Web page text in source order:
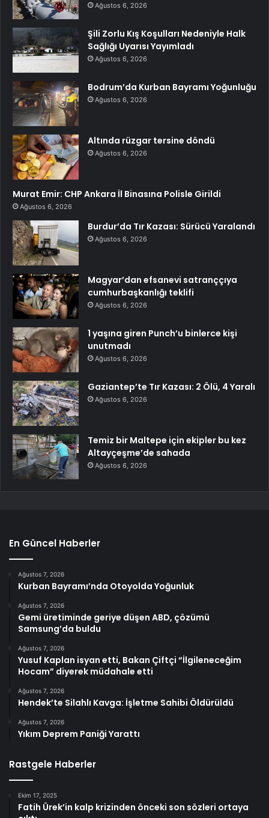
Ağustos 6, 2026
Şili Zorlu Kış Koşulları Nedeniyle Halk
Sağlığı Uyarısı Yayımladı
Ağustos 6, 2026
Bodrum’da Kurban Bayramı Yoğunluğu
Ağustos 6, 2026
Altında rüzgar tersine döndü
Ağustos 6, 2026
Murat Emir: CHP Ankara İl Binasına Polisle Girildi
Ağustos 6, 2026
Burdur’da Tır Kazası: Sürücü Yaralandı
Ağustos 6, 2026
Magyar’dan efsanevi satranççıya
cumhurbaşkanlığı teklifi
Ağustos 6, 2026
1 yaşına giren Punch’u binlerce kişi
unutmadı
Ağustos 6, 2026
Gaziantep’te Tır Kazası: 2 Ölü, 4 Yaralı
Ağustos 6, 2026
Temiz bir Maltepe için ekipler bu kez
Altayçeşme’de sahada
Ağustos 6, 2026
En Güncel Haberler
Ağustos 7, 2026
Kurban Bayramı’nda Otoyolda Yoğunluk
Ağustos 7, 2026
Gemi üretiminde geriye düşen ABD, çözümü
Samsung’da buldu
Ağustos 7, 2026
Yusuf Kaplan isyan etti, Bakan Çiftçi “İlgileneceğim
Hocam” diyerek müdahale etti
Ağustos 7, 2026
Hendek’te Silahlı Kavga: İşletme Sahibi Öldürüldü
Ağustos 7, 2026
Yıkım Deprem Paniği Yarattı
Rastgele Haberler
Ekim 17, 2025
Fatih Ürek’in kalp krizinden önceki son sözleri ortaya